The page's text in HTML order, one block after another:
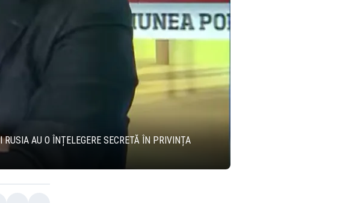
AU O ÎNȚELEGERE SECRETĂ ÎN PRIVINȚA